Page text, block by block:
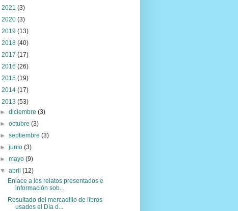
2021 (3)
2020 (3)
2019 (13)
2018 (40)
2017 (17)
2016 (26)
2015 (19)
2014 (17)
2013 (53)
►diciembre(3)
►octubre(3)
►septiembre(3)
►junio(3)
►mayo(9)
▼abril(12)
Enlace a los relatos presentados e
información sob...
Resultado del mercadillo de libros
usados el Día d...